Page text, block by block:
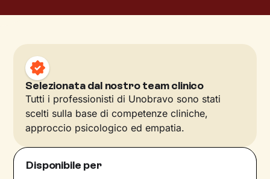
Selezionata dal nostro team clinico
Tutti i professionisti di Unobravo sono stati
scelti sulla base di competenze cliniche,
approccio psicologico ed empatia.
Disponibile per